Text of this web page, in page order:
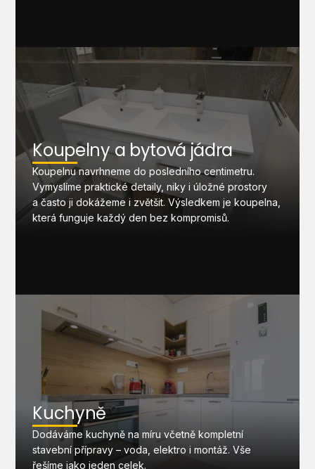
Koupelny a bytová jádra
Koupelnu navrhneme do posledního centimetru.
Vymyslíme praktické detaily, niky i úložné prostory
a často ji dokážeme i zvětšit. Výsledkem je koupelna,
která funguje každý den bez kompromisů.
Kuchyně
Dodáváme kuchyně na míru včetně kompletní
stavební přípravy – voda, elektro i montáž. Vše
řešíme jako jeden celek.